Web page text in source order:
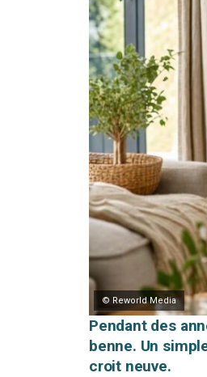
© Reworld Media
Pendant des
benne. Un
croit neuve.